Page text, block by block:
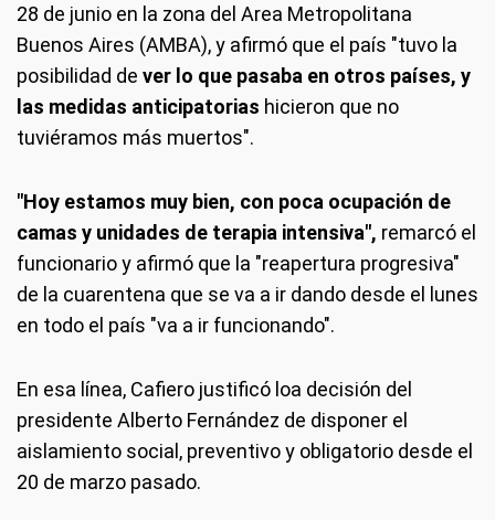
28 de junio en la zona del Area Metropolitana
Buenos Aires (AMBA), y afirmó que el país "tuvo la
posibilidad de ver lo que pasaba en otros países, y
las medidas anticipatorias hicieron que no
tuviéramos más muertos".
"Hoy estamos muy bien, con poca ocupación de
camas y unidades de terapia intensiva", remarcó el
funcionario y afirmó que la "reapertura progresiva"
de la cuarentena que se va a ir dando desde el lunes
en todo el país "va a ir funcionando".
En esa línea, Cafiero justificó loa decisión del
presidente Alberto Fernández de disponer el
aislamiento social, preventivo y obligatorio desde el
20 de marzo pasado.